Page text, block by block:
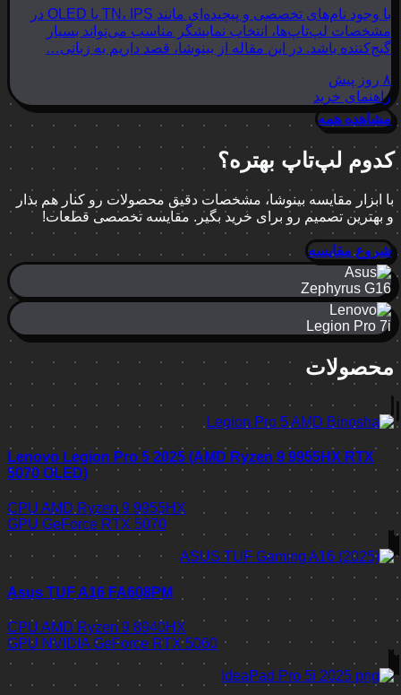
با وجود نام‌های تخصصی و پیچیده‌ای مانند TN، IPS یا OLED در
مشخصات لپ‌تاپ‌ها، انتخاب نمایشگر مناسب می‌تواند بسیار
گیج‌کننده باشد. در این مقاله از بینوشا، قصد داریم به زبانی…
۸ روز پیش
راهنمای خرید
مشاهده همه
کدوم لپ‌تاپ بهتره؟
با ابزار مقایسه بینوشا، مشخصات دقیق محصولات رو کنار هم بذار
و بهترین تصمیم رو برای خرید بگیر. مقایسه تخصصی قطعات!
شروع مقایسه
Zephyrus G16
Legion Pro 7i
محصولات
Lenovo Legion Pro 5 2025 (AMD Ryzen 9 9955HX RTX
5070 OLED)
CPU AMD Ryzen 9 9955HX
GPU GeForce RTX 5070
Asus TUF A16 FA608PM
CPU AMD Ryzen 9 8940HX
GPU NVIDIA GeForce RTX 5060